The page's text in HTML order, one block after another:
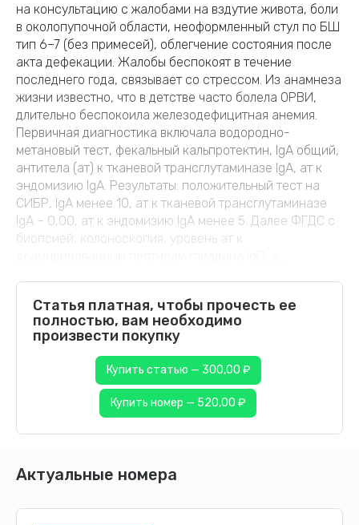
на консультацию с жалобами на вздутие живота, боли
в околопупочной области, неоформленный стул по БШ
тип 6–7 (без примесей), облегчение состояния после
акта дефекации. Жалобы беспокоят в течение
последнего года, связывает со стрессом. Из анамнеза
жизни известно, что в детстве часто болела ОРВИ,
длительно беспокоила железодефицитная анемия.
Первичная диагностика включала водородно-
метановый тест, фекальный кальпротектин, IgА общий,
антитела (ат) к тканевой трансглутаминазе IgA, ат к
эндомизию IgA. Результаты: положительный тест на
СИБР, IgA менее 10, ат к тканевой трансглутаминазе
IgA – 0,00, ат к эндомизию IgA менее 5. Далее ФГДС с
биопсией, колоноскопия, уровень ат к
Статья платная, чтобы прочесть ее
полностью, вам необходимо
произвести покупку
Купить статью — 300,00 ₽
Купить номер — 520,00 ₽
Актуальные номера